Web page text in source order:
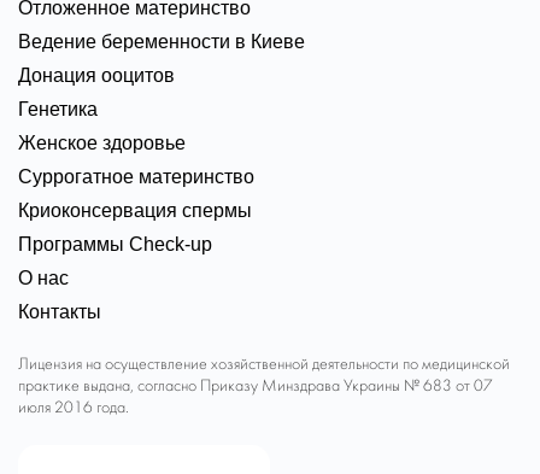
Отложенное материнство
Ведение беременности в Киеве
Донация ооцитов
Генетика
Женское здоровье
Суррогатное материнство
Криоконсервация спермы
Программы Check-up
О нас
Контакты
Лицензия на осуществление хозяйственной деятельности по медицинской
практике выдана, согласно Приказу Минздрава Украины № 683 от 07
июля 2016 года.